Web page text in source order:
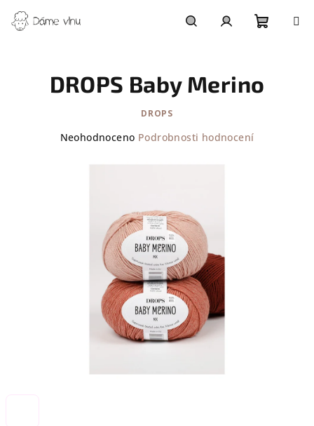
na
obsah
košík
DROPS Baby Merino
DROPS
Průměrné
produktu
hvězdiček.
Neohodnoceno Podrobnosti hodnocení